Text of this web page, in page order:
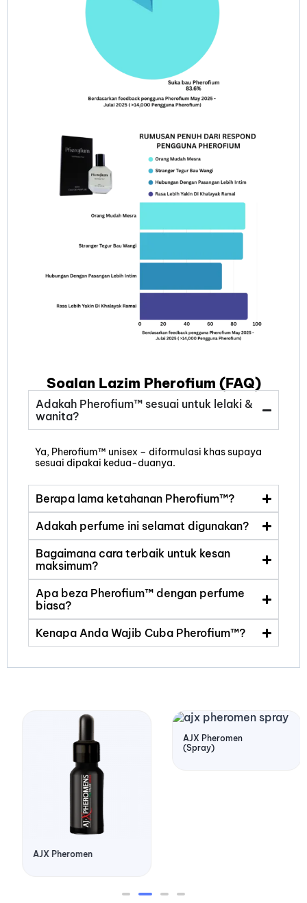
Soalan Lazim Pherofium (FAQ)
Adakah Pherofium™ sesuai untuk lelaki &
wanita?
Ya, Pherofium™ unisex – diformulasi khas supaya
sesuai dipakai kedua-duanya.
Berapa lama ketahanan Pherofium™?
Adakah perfume ini selamat digunakan?
Bagaimana cara terbaik untuk kesan
maksimum?
Apa beza Pherofium™ dengan perfume
biasa?
Kenapa Anda Wajib Cuba Pherofium™?
AJX Pheromen
AJX Pheromen
(Spray)